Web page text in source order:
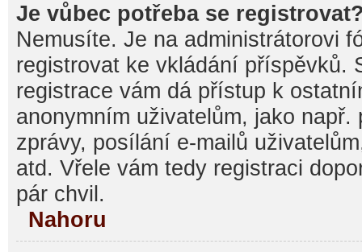
Je vůbec potřeba se
Nemusíte. Je na administrátorovi
registrovat ke vkládání příspěvků.
registrace vám dá přístup k
anonymním uživatelům, jako např.
zprávy, posílání e-mailů
atd. Vřele vám tedy registraci
pár chvil.
Nahoru